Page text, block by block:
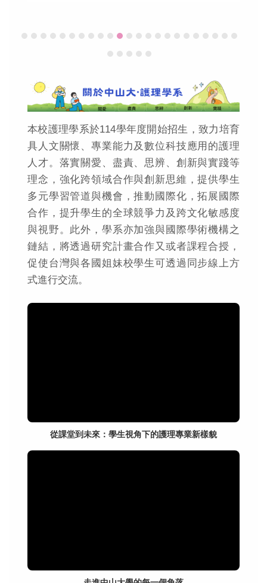
本校護理學系於114學年度開始招生，致力培育
具人文關懷、專業能力及數位科技應用的護理
人才。落實關愛、盡責、思辨、創新與實踐等
理念，強化跨領域合作與創新思維，提供學生
多元學習管道與機會，推動國際化，拓展國際
合作，提升學生的全球競爭力及跨文化敏感度
與視野。此外，學系亦加強與國際學術機構之
鏈結，將透過研究計畫合作又或者課程合授，
促使台灣與各國姐妹校學生可透過同步線上方
式進行交流。
從課堂到未來：學生視角下的護理專業新樣貌